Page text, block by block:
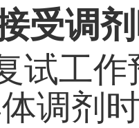
受调
试工作
调剂